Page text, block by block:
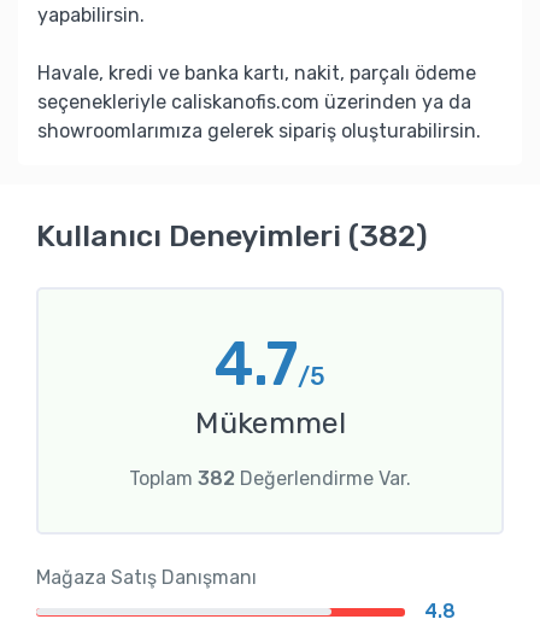
yapabilirsin.
Havale, kredi ve banka kartı, nakit, parçalı ödeme
seçenekleriyle caliskanofis.com üzerinden ya da
showroomlarımıza gelerek sipariş oluşturabilirsin.
Kullanıcı Deneyimleri (382)
4.7/5
Mükemmel
Toplam 382 Değerlendirme Var.
Mağaza Satış Danışmanı
4.8